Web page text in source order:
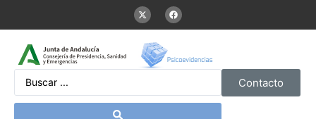
Contacto